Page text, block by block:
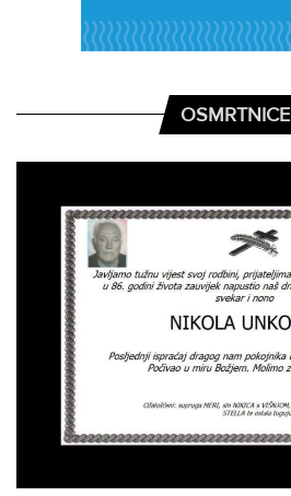
OSMRTNICE